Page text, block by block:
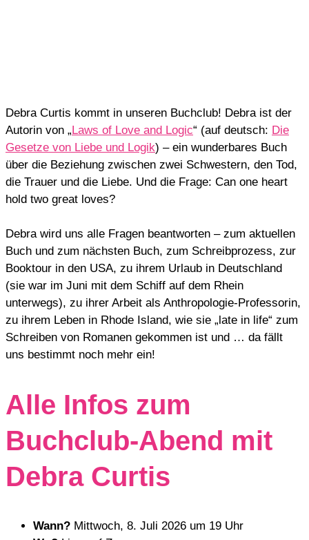
Debra Curtis kommt in unseren Buchclub! Debra ist der
Autorin von „ Laws of Love and Logic“ (auf deutsch: Die
Gesetze von Liebe und Logik) – ein wunderbares Buch
über die Beziehung zwischen zwei Schwestern, den Tod,
die Trauer und die Liebe. Und die Frage: Can one heart
hold two great loves?
Debra wird uns alle Fragen beantworten – zum aktuellen
Buch und zum nächsten Buch, zum Schreibprozess, zur
Booktour in den USA, zu ihrem Urlaub in Deutschland
(sie war im Juni mit dem Schiff auf dem Rhein
unterwegs), zu ihrer Arbeit als Anthropologie-Professorin,
zu ihrem Leben in Rhode Island, wie sie „late in life“ zum
Schreiben von Romanen gekommen ist und … da fällt
uns bestimmt noch mehr ein!
Alle Infos zum
Buchclub-Abend mit
Debra Curtis
Wann? Mittwoch, 8. Juli 2026 um 19 Uhr